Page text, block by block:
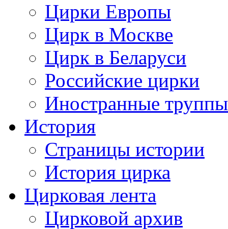
Цирки Европы
Цирк в Москве
Цирк в Беларуси
Российские цирки
Иностранные труппы
История
Страницы истории
История цирка
Цирковая лента
Цирковой архив